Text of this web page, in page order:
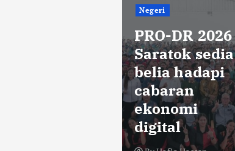
Negeri
PRO-DR 2026
Saratok sedia
belia hadapi
cabaran
ekonomi
digital